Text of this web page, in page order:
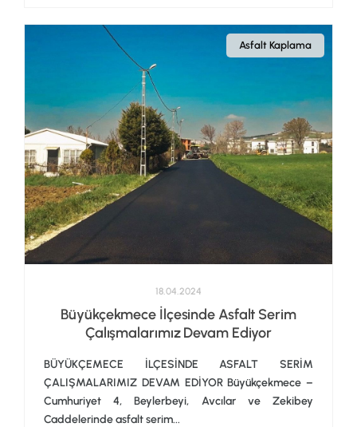
Asfalt Kaplama
18.04.2024
Büyükçekmece İlçesinde Asfalt Serim
Çalışmalarımız Devam Ediyor
BÜYÜKÇEMECE İLÇESİNDE ASFALT SERİM
ÇALIŞMALARIMIZ DEVAM EDİYOR Büyükçekmece –
Cumhuriyet 4, Beylerbeyi, Avcılar ve Zekibey
Caddelerinde asfalt serim...